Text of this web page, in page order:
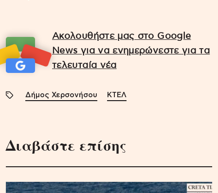
Ακολουθήστε μας στο Google
News για να ενημερώνεστε για τα
τελευταία νέα
Δήμος Χερσονήσου ΚΤΕΛ
Διαβάστε επίσης